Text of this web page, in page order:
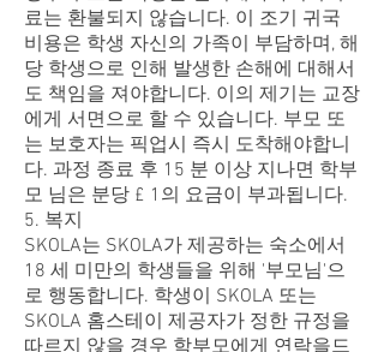
료는 환불되지 않습니다. 이 조기 귀국
비용은 학생 자신의 가족이 부담하며, 해
당 학생으로 인해 발생한 손해에 대해서
도 책임을 져야합니다. 이의 제기는 교장
에게 서면으로 할 수 있습니다. 부모 또
는 보호자는 픽업시 즉시 도착해야합니
다. 과정 종료 후 15 분 이상 지나면 학부
모 님은 분당 £ 1의 요금이 부과됩니다.
5. 복지
SKOLA는 SKOLA가 제공하는 숙소에서
18 세 미만의 학생들을 위해 '부모님'으
로 행동합니다. 학생이 SKOLA 또는
SKOLA 홈스테이 제공자가 정한 규정을
따르지 않을 경우 학부모에게 연락을드